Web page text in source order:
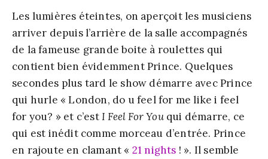
Les lumières éteintes, on aperçoit les musiciens
arriver depuis l’arrière de la salle accompagnés
de la fameuse grande boite à roulettes qui
contient bien évidemment Prince. Quelques
secondes plus tard le show démarre avec Prince
qui hurle « London, do u feel for me like i feel
for you? » et c’estI Feel For Youqui démarre, ce
qui est inédit comme morceau d’entrée. Prince
en rajoute en clamant « 21 nights ! ». Il semble